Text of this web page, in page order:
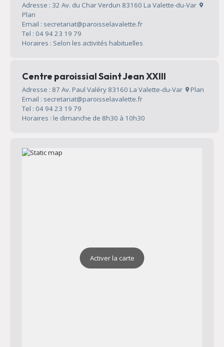
Adresse : 32 Av. du Char Verdun 83160 La Valette-du-Var
Plan
Email : secretariat@paroisselavalette.fr
Tel : 04 94 23 19 79
Horaires : Selon les activités habituelles
Centre paroissial Saint Jean XXIII
Adresse : 87 Av. Paul Valéry 83160 La Valette-du-Var
Plan
Email : secretariat@paroisselavalette.fr
Tel : 04 94 23 19 79
Horaires : le dimanche de 8h30 à 10h30
Activer la carte